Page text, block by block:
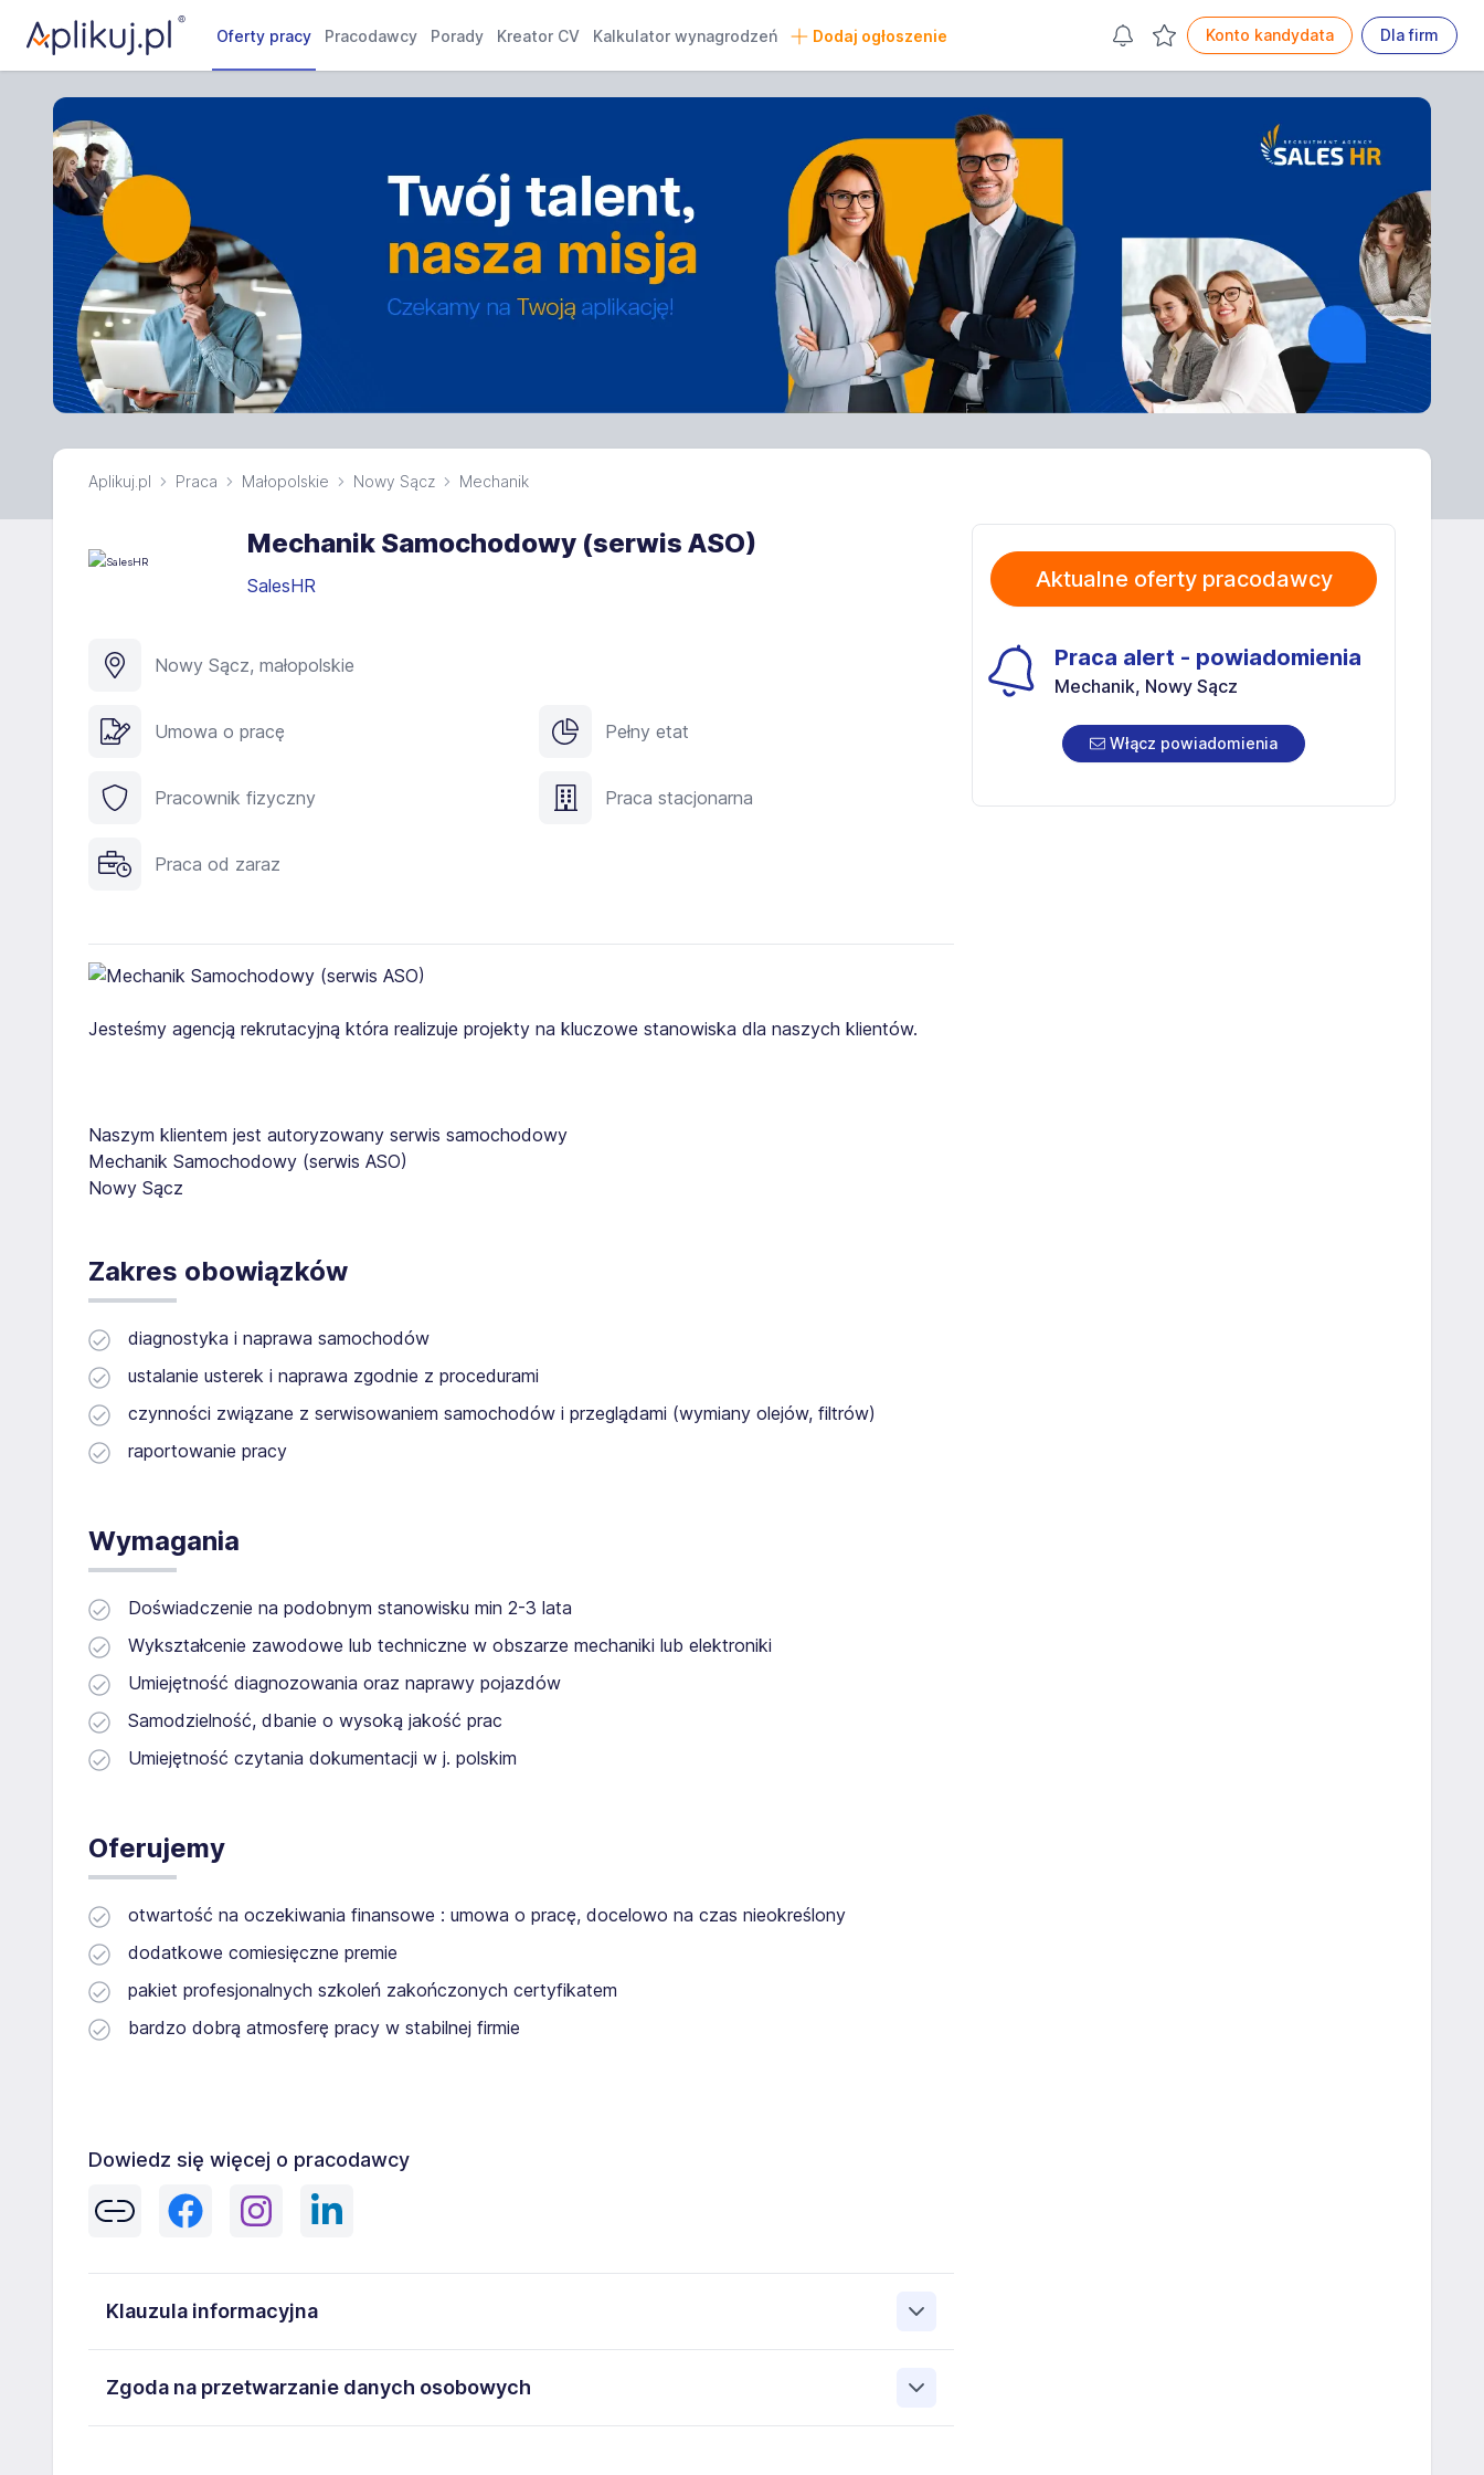
Oferty pracy Pracodawcy Porady Kreator CV Kalkulator wynagrodzeń Dodaj ogłoszenie Konto kandydata Dla firm
Aplikuj.pl Praca Małopolskie Nowy Sącz Mechanik
Mechanik Samochodowy (serwis ASO)
SalesHR
Nowy Sącz, małopolskie
Umowa o pracę Pełny etat
Pracownik fizyczny Praca stacjonarna
Praca od zaraz
Jesteśmy agencją rekrutacyjną która realizuje projekty na kluczowe stanowiska dla naszych klientów.
Naszym klientem jest autoryzowany serwis samochodowy
Mechanik Samochodowy (serwis ASO)
Nowy Sącz
Zakres obowiązków
diagnostyka i naprawa samochodów
ustalanie usterek i naprawa zgodnie z procedurami
czynności związane z serwisowaniem samochodów i przeglądami (wymiany olejów, filtrów)
raportowanie pracy
Wymagania
Doświadczenie na podobnym stanowisku min 2-3 lata
Wykształcenie zawodowe lub techniczne w obszarze mechaniki lub elektroniki
Umiejętność diagnozowania oraz naprawy pojazdów
Samodzielność, dbanie o wysoką jakość prac
Umiejętność czytania dokumentacji w j. polskim
Oferujemy
otwartość na oczekiwania finansowe : umowa o pracę, docelowo na czas nieokreślony
dodatkowe comiesięczne premie
pakiet profesjonalnych szkoleń zakończonych certyfikatem
bardzo dobrą atmosferę pracy w stabilnej firmie
Dowiedz się więcej o pracodawcy
Klauzula informacyjna
Priority Sale - Marcin Sojka , ul. Kazimierza Odnowiciela 14 , 31-481 Kraków, NIP: 7342730461
Zgoda na przetwarzanie danych osobowych
Aktualne oferty pracodawcy
Praca alert - powiadomienia
Mechanik, Nowy Sącz
Włącz powiadomienia